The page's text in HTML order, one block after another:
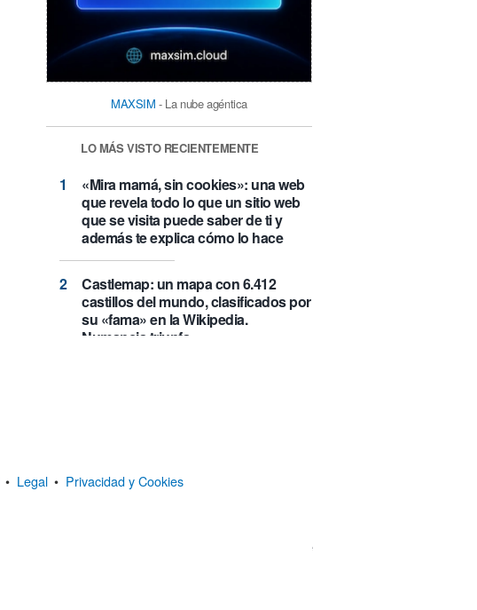
MAXSIM - La nube agéntica
LO MÁS VISTO RECIENTEMENTE
«Mira mamá, sin cookies»: una web
que revela todo lo que un sitio web
que se visita puede saber de ti y
además te explica cómo lo hace
Castlemap: un mapa con 6.412
castillos del mundo, clasificados por
su «fama» en la Wikipedia.
Numancia triunfa
La botella π de 3,14 litros, que
• Legal • Privacidad y Cookies